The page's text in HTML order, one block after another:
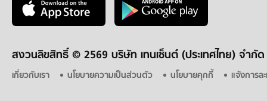
สงวนลิขสิทธิ์ © 2569 บริษัท เทนเซ็นต์ (ประเทศไทย) จำกัด
เกี่ยวกับเรา นโยบายความเป็นส่วนตัว นโยบายคุกกี้ แจ้งการล